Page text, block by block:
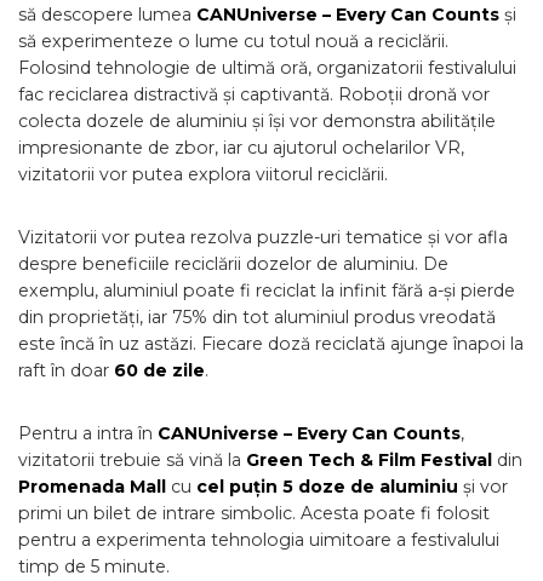
să descopere lumea CANUniverse – Every Can Counts și
să experimenteze o lume cu totul nouă a reciclării.
Folosind tehnologie de ultimă oră, organizatorii festivalului
fac reciclarea distractivă și captivantă. Roboții dronă vor
colecta dozele de aluminiu și își vor demonstra abilitățile
impresionante de zbor, iar cu ajutorul ochelarilor VR,
vizitatorii vor putea explora viitorul reciclării.
Vizitatorii vor putea rezolva puzzle-uri tematice și vor afla
despre beneficiile reciclării dozelor de aluminiu. De
exemplu, aluminiul poate fi reciclat la infinit fără a-și pierde
din proprietăți, iar 75% din tot aluminiul produs vreodată
este încă în uz astăzi. Fiecare doză reciclată ajunge înapoi la
raft în doar 60 de zile.
Pentru a intra în CANUniverse – Every Can Counts,
vizitatorii trebuie să vină la Green Tech & Film Festival din
Promenada Mall cu cel puțin 5 doze de aluminiu și vor
primi un bilet de intrare simbolic. Acesta poate fi folosit
pentru a experimenta tehnologia uimitoare a festivalului
timp de 5 minute.